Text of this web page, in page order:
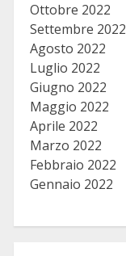
Ottobre 2022
Settembre 2022
Agosto 2022
Luglio 2022
Giugno 2022
Maggio 2022
Aprile 2022
Marzo 2022
Febbraio 2022
Gennaio 2022